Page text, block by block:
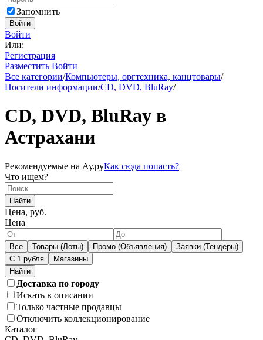
Запомнить
Войти
Войти
Или:
Регистрация
Разместить Войти
Все категории/Компьютеры, оргтехника, канцтовары/
Носители информации/CD, DVD, BluRay/
CD, DVD, BluRay в
Астрахани
Рекомендуемые на Ау.руКак сюда попасть?
Что ищем?
Найти
Цена, руб.
Цена
Все Товары (Лоты) Промо (Объявления)
Заявки (Тендеры)
С 1 рубля
Магазины
Доставка по городу
Искать в описании
Только частные продавцы
Отключить коллекционирование
Каталог